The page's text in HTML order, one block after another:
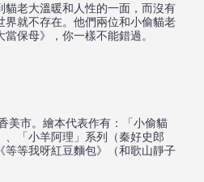
貓老大溫暖和人性的一面，而沒有
界就不存在。他們兩位和小偷貓老
保母》，你一樣不能錯過。
美市。繪本代表作有：「小偷貓
、「小羊阿理」系列（秦好史郎
等等我呀紅豆麵包》（和歌山靜子